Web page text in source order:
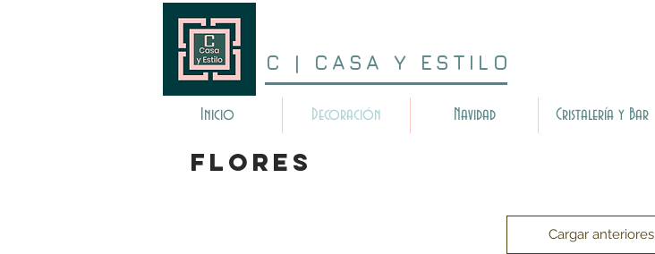
C | CASA Y ESTILO
Inicio Decoración Navidad Cristalería y Bar
FLORES
Cargar anteriores